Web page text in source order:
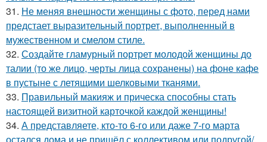
31. Не меняя внешности женщины с фото, перед нами
предстает выразительный портрет, выполненный в
мужественном и смелом стиле.
32. Создайте гламурный портрет молодой женщины до
талии (то же лицо, черты лица сохранены) на фоне кафе
в пустыне с летящими шелковыми тканями.
33. Правильный макияж и прическа способны стать
настоящей визитной карточкой каждой женщины!
34. А представляете, кто-то 6-го или даже 7-го марта
остался дома и не пришёл с коллективом или подругой/